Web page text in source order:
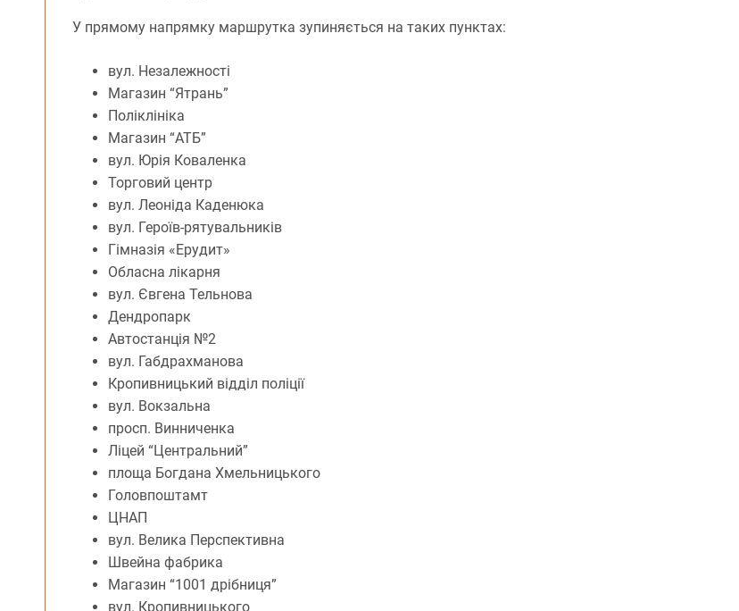
У прямому напрямку маршрутка зупиняється на таких пунктах:
вул. Незалежності
Магазин “Ятрань”
Поліклініка
Магазин “АТБ”
вул. Юрія Коваленка
Торговий центр
вул. Леоніда Каденюка
вул. Героїв-рятувальників
Гімназія «Ерудит»
Обласна лікарня
вул. Євгена Тельнова
Дендропарк
Автостанція №2
вул. Габдрахманова
Кропивницький відділ поліції
вул. Вокзальна
просп. Винниченка
Ліцей “Центральний”
площа Богдана Хмельницького
Головпоштамт
ЦНАП
вул. Велика Перспективна
Швейна фабрика
Магазин “1001 дрібниця”
вул. Кропивницького